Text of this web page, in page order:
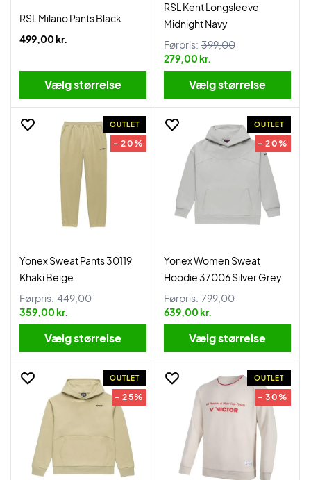
RSL Milano Pants Black
499,00 kr.
Vælg størrelse
RSL Kent Longsleeve
Midnight Navy
Førpris: 399,00
279,00 kr.
Vælg størrelse
OUTLET
- 20%
Yonex Sweat Pants 30119
Khaki Beige
Førpris: 449,00
359,00 kr.
Vælg størrelse
OUTLET
- 20%
Yonex Women Sweat
Hoodie 37006 Silver Grey
Førpris: 799,00
639,00 kr.
Vælg størrelse
OUTLET
- 25%
OUTLET
- 30%